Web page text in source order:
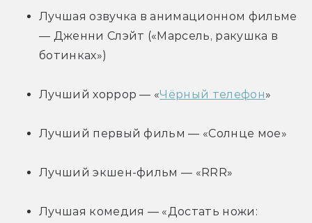
Лучшая озвучка в анимационном фильме
— Дженни Слэйт («Марсель, ракушка в
ботинках»)
Лучший хоррор — «Чёрный телефон»
Лучший первый фильм — «Солнце мое»
Лучший экшен-фильм — «RRR»
Лучшая комедия — «Достать ножи: